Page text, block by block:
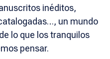
inéditos,
un mundo
lo que los tranquilos
pensar.